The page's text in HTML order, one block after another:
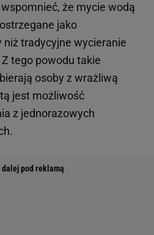
że mycie wodą
jako
niż tradycyjne wycieranie
tego powodu takie
osoby z wrażliwą
jest możliwość
z jednorazowych